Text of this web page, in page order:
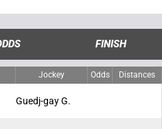
FINISH
Jockey Odds Distances
Guedj-gay G.